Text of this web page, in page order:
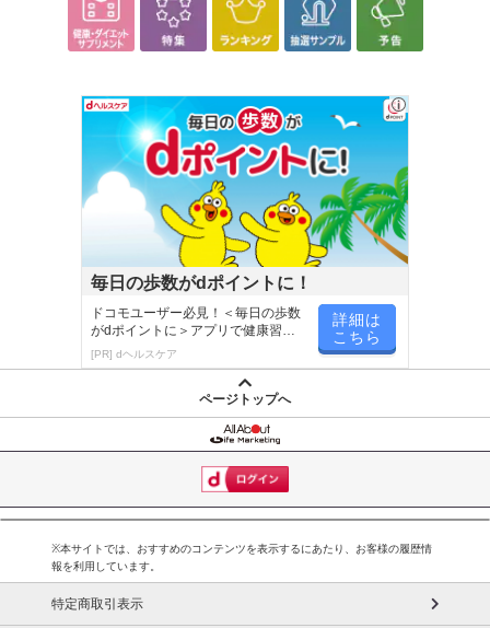
毎日の歩数がdポイントに！
ドコモユーザー必見！＜毎日の歩数
がdポイントに＞アプリで健康習慣
が楽しく続く
[PR] dヘルスケア
詳細は
こちら
ページトップへ
※本サイトでは、おすすめのコンテンツを表示するにあたり、お客様の履歴情
報を利用しています。
特定商取引表示